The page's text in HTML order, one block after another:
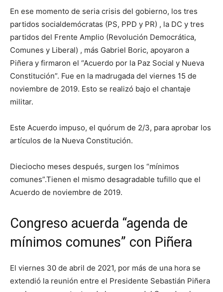
En ese momento de seria crisis del gobierno, los tres
partidos socialdemócratas (PS, PPD y PR) , la DC y tres
partidos del Frente Amplio (Revolución Democrática,
Comunes y Liberal) , más Gabriel Boric, apoyaron a
Piñera y firmaron el “Acuerdo por la Paz Social y Nueva
Constitución”. Fue en la madrugada del viernes 15 de
noviembre de 2019. Esto se realizó bajo el chantaje
militar.
Este Acuerdo impuso, el quórum de 2/3, para aprobar los
artículos de la Nueva Constitución.
Dieciocho meses después, surgen los “mínimos
comunes”.Tienen el mismo desagradable tufillo que el
Acuerdo de noviembre de 2019.
Congreso acuerda “agenda de
mínimos comunes” con Piñera
El viernes 30 de abril de 2021, por más de una hora se
extendió la reunión entre el Presidente Sebastián Piñera